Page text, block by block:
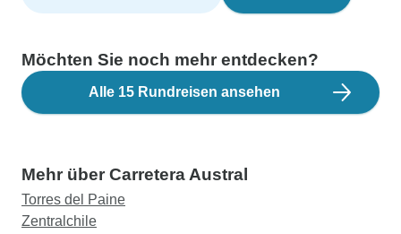
Möchten Sie noch mehr entdecken?
Alle 15 Rundreisen ansehen
Mehr über Carretera Austral
Torres del Paine
Zentralchile